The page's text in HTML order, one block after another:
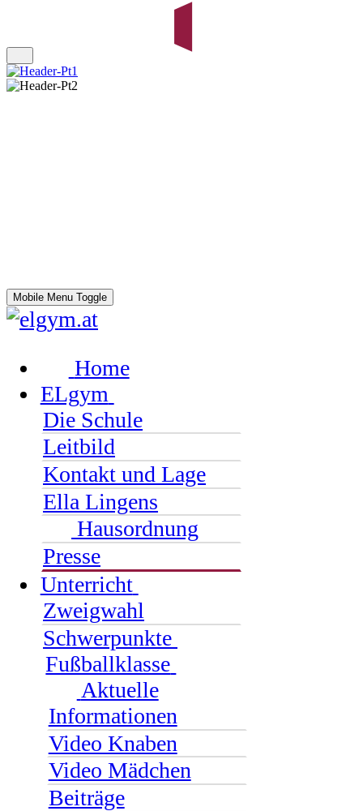
Mobile Menu Toggle
Home
ELgym
Die Schule
Leitbild
Kontakt und Lage
Ella Lingens
Hausordnung
Presse
Unterricht
Zweigwahl
Schwerpunkte
Fußballklasse
Aktuelle
Informationen
Video Knaben
Video Mädchen
Beiträge